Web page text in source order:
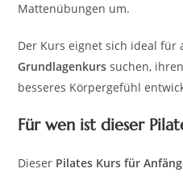
Mattenübungen um.
Der Kurs eignet sich ideal für
Grundlagenkurs suchen,
besseres Körpergefühl
Für wen ist dieser
Dieser Pilates Kurs für